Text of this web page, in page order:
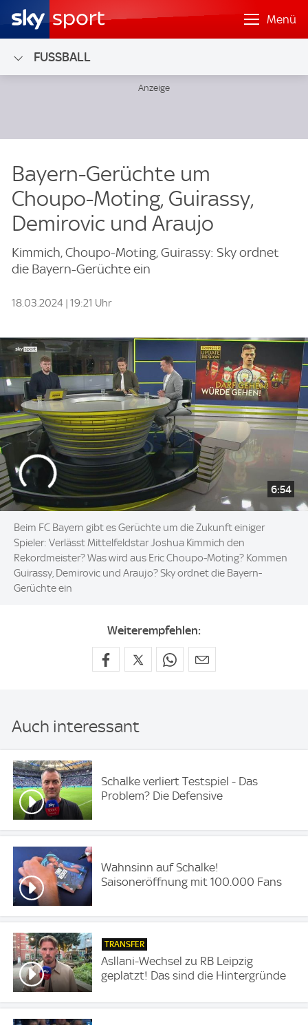
Menü
FUSSBALL
Bayern-Gerüchte um
Choupo-Moting, Guirassy,
Demirovic und Araujo
Kimmich, Choupo-Moting, Guirassy: Sky ordnet
die Bayern-Gerüchte ein
18.03.2024 | 19:21 Uhr
6:54
Beim FC Bayern gibt es Gerüchte um die Zukunft einiger
Spieler: Verlässt Mittelfeldstar Joshua Kimmich den
Rekordmeister? Was wird aus Eric Choupo-Moting? Kommen
Guirassy, Demirovic und Araujo? Sky ordnet die Bayern-
Gerüchte ein
Weiterempfehlen:
Auch interessant
Schalke verliert Testspiel - Das
Problem? Die Defensive
Wahnsinn auf Schalke!
Saisoneröffnung mit 100.000 Fans
TRANSFER
Asllani-Wechsel zu RB Leipzig
geplatzt! Das sind die Hintergründe